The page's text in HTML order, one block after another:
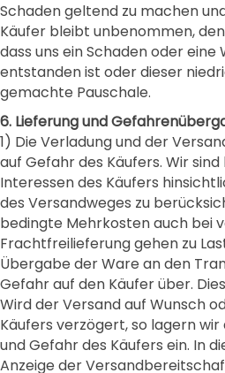
Schaden geltend zu machen
Käufer bleibt unbenommen,
dass uns ein Schaden oder
entstanden ist oder dieser
gemachte Pauschale.
6. Lieferung und
1) Die Verladung und der
auf Gefahr des Käufers. Wir
Interessen des Käufers
des Versandweges zu
bedingte Mehrkosten auch bei
Frachtfreilieferung gehen zu
Übergabe der Ware an den
Gefahr auf den Käufer über.
Wird der Versand auf Wunsch
Käufers verzögert, so lagern
und Gefahr des Käufers ein. In
Anzeige der